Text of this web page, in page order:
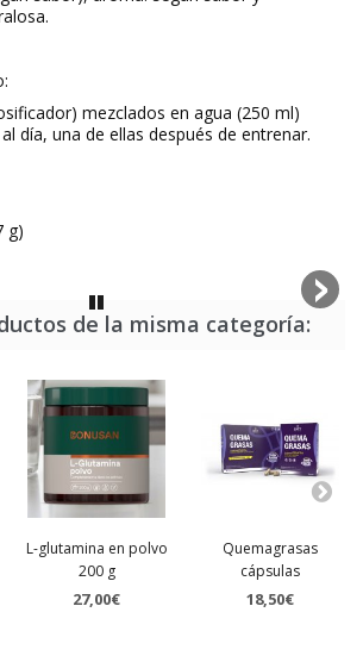
mezclados en agua (250 ml)
día, una de ellas después de entrenar.
g)
de la misma categoría:
L-glutamina en polvo
200 g
27,00€
Quemagrasas
cápsulas
18,50€